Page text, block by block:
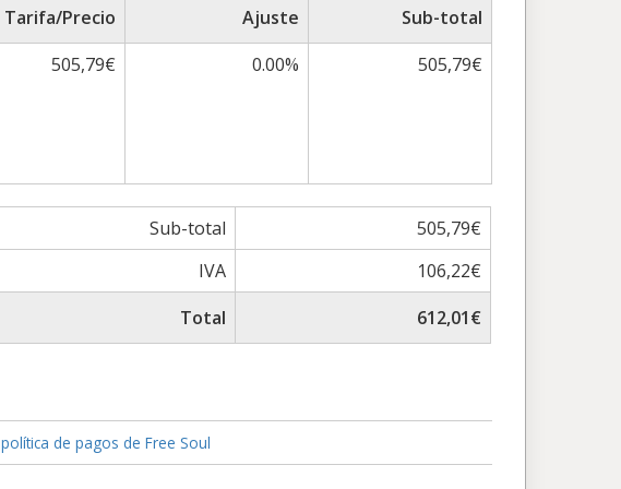
Tarifa/Precio Ajuste
Sub-total
505,79€ 0.00% 505,79€
Sub-total
505,79€
IVA
106,22€
Total
612,01€
política de pagos de Free Soul